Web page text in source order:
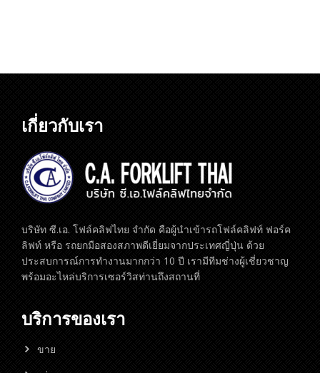
เกี่ยวกับเรา
บริษัท ซี.เอ. โฟล์คลิฟไทย จำกัด คือผู้นำเข้ารถโฟล์คลิฟท์ ฟอร์ค
ลิฟท์ หรือ รถยกมือสองสภาพดีเยี่ยมจากประเทศญี่ปุ่น ด้วย
ประสบการณ์การทำงานมากกว่า 10 ปี เรามีทีมช่างผู้เชี่ยวชาญ
พร้อมอะไหล่บริการเซอร์วิสท่านถึงสถานที่
บริการของเรา
ขาย